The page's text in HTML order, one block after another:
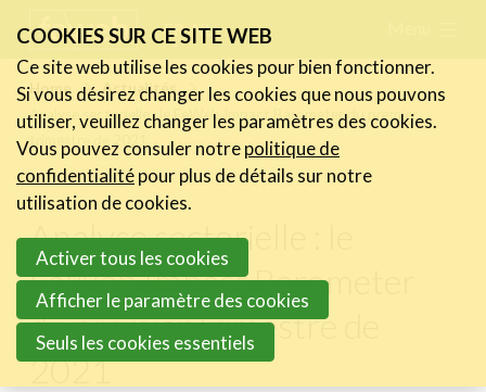
links
Jump
to
navigation
Jump
main
content
FR NL
Home
Actualités
Analyse sectorielle : le FeWeb Impact Barometer du premier
trimestre de 2021
Analyse sectorielle : le
FeWeb Impact Barometer
du premier trimestre de
2021
Actualités
Les nouvelles du secteur
Les FeWeb Vidéos
Les Cases des membres
Activités
Cases Gallery
COOKIES SUR CE SITE WEB
Ce site web utilise les cookies pour bien fonctionner.
Si vous désirez changer les cookies que nous pouvons
utiliser, veuillez changer les paramètres des cookies.
Vous pouvez consuler notrepolitique de
confidentialitépour plus de détails sur notre
utilisation de cookies.
Activer tous les cookies
Afficher le paramètre des cookies
Seuls les cookies essentiels